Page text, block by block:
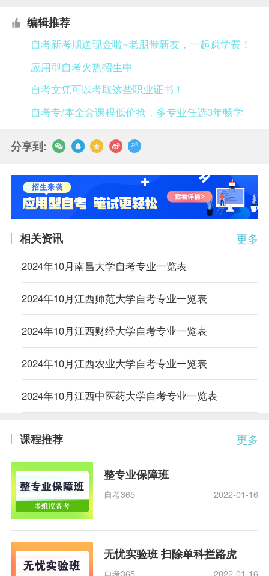
编辑推荐
自考新考期送现金啦~老朋带新友，一起赚学费！
应用型自考火热招生中
自考文凭可以考取这些职业证书！
自考专/本全套课程低价抢，多专业任选3年畅学
分享到:
更多
相关资讯
2024年10月南昌大学自考专业一览表
2024年10月江西师范大学自考专业一览表
2024年10月江西财经大学自考专业一览表
2024年10月江西农业大学自考专业一览表
2024年10月江西中医药大学自考专业一览表
更多
课程推荐
整专业保障班
自考365 2022-01-16
无忧实验班 扫除单科拦路虎